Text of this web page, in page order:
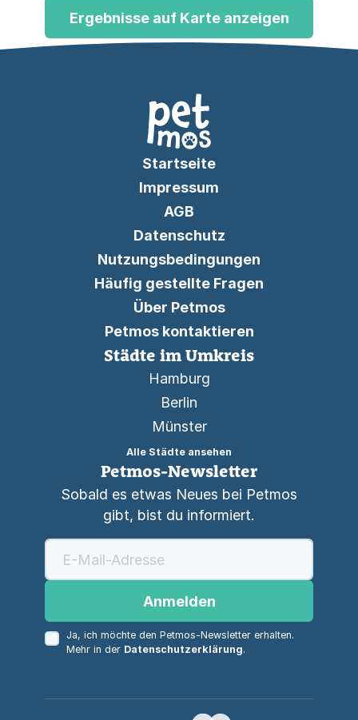
Ergebnisse auf Karte anzeigen
Startseite
Impressum
AGB
Datenschutz
Nutzungsbedingungen
Häufig gestellte Fragen
Über Petmos
Petmos kontaktieren
Städte im Umkreis
Hamburg
Berlin
Münster
Alle Städte ansehen
Petmos-Newsletter
Sobald es etwas Neues bei Petmos
gibt, bist du informiert.
Anmelden
Ja, ich möchte den Petmos-Newsletter erhalten.
Mehr in der Datenschutzerklärung.